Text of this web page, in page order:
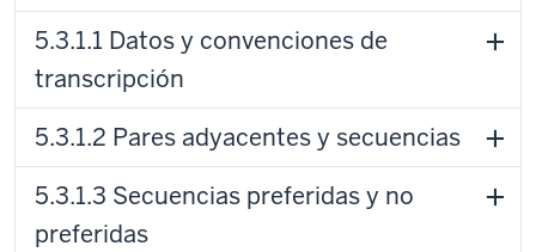
5.3.1.1 Datos y convenciones de
transcripción
5.3.1.2 Pares adyacentes y secuencias
5.3.1.3 Secuencias preferidas y no
preferidas